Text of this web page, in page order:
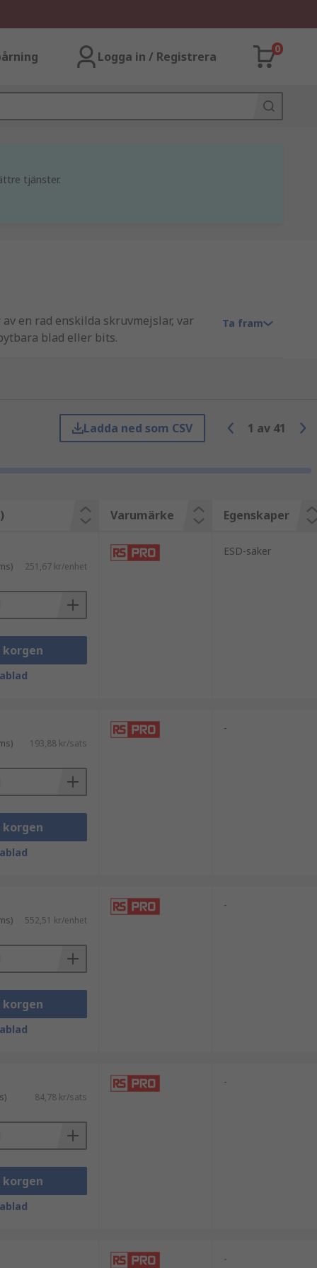
Logga in / Registrera
0
tjänster.
en rad enskilda skruvmejslar, var
blad eller bits.
som skyddar mot elektriska
stjärnformad spets
Ta fram
Ladda ned som CSV 1 av 41
Varumärke Egenskaper
251,67 kr/enhet
korgen
ESD-säker
193,88 kr/sats
korgen
-
552,51 kr/enhet
korgen
-
84,78 kr/sats
korgen
-
-